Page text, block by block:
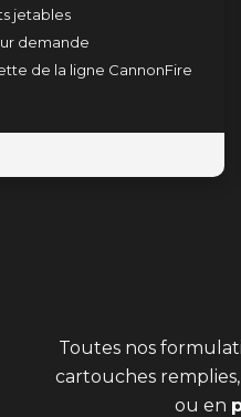
jetables
demande
de la ligne CannonFire
Toutes nos
cartouches
ou en